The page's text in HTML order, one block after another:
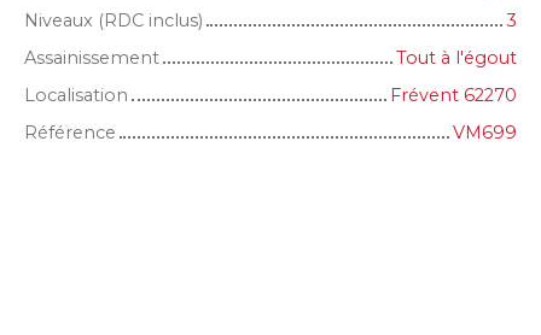
Niveaux (RDC inclus)
3
Assainissement
Tout à l'égout
Localisation
Frévent 62270
Référence
VM699